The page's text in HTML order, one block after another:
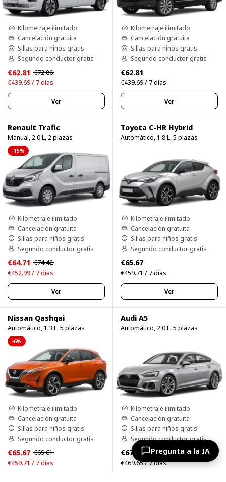
Kilometraje ilimitado
Cancelación gratuita
Sillas para niños gratis
Segundo conductor gratis
€62.81 €72.86
€439.69 / 7 días
Ver
Kilometraje ilimitado
Cancelación gratuita
Sillas para niños gratis
Segundo conductor gratis
€62.81
€439.69 / 7 días
Ver
Renault Trafic
Manual, 2.0 L, 2 plazas
-15%
Kilometraje ilimitado
Cancelación gratuita
Sillas para niños gratis
Segundo conductor gratis
€64.71 €74.42
€452.99 / 7 días
Ver
Toyota C-HR Hybrid
Automático, 1.8 L, 5 plazas
Kilometraje ilimitado
Cancelación gratuita
Sillas para niños gratis
Segundo conductor gratis
€65.67
€459.71 / 7 días
Ver
Nissan Qashqai
Automático, 1.3 L, 5 plazas
-6%
Kilometraje ilimitado
Cancelación gratuita
Sillas para niños gratis
Segundo conductor gratis
€65.67 €69.61
€459.71 / 7 días
Audi A5
Automático, 2.0 L, 5 plazas
Kilometraje ilimitado
Cancelación gratuita
Sillas para niños gratis
Segundo conductor gratis
€67.09
€469.65 / 7 días
Pregunta a la IA